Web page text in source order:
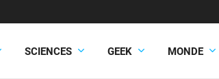
SCIENCES GEEK MONDE